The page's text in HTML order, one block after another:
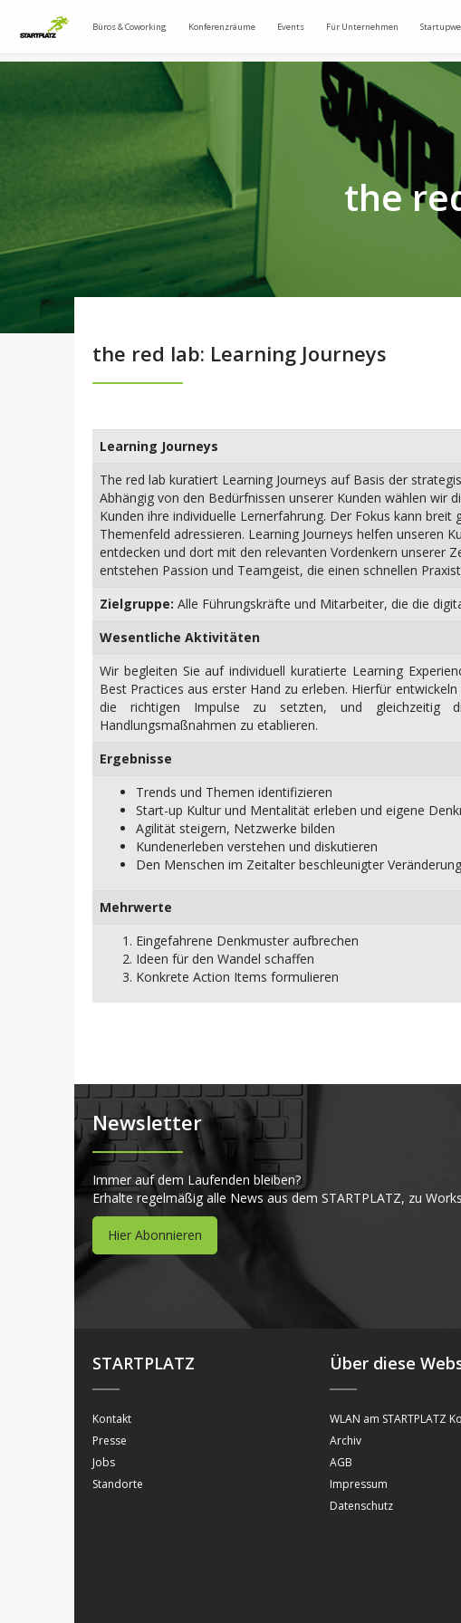
Büros & Coworking Konferenzräume Events Für Unternehmen
the
the red lab: Learning Journeys
Learning Journeys
The red lab kuratiert Learning Journeys auf Basis der
Abhängig von den Bedürfnissen unserer Kunden wählen wir
Kunden ihre individuelle Lernerfahrung. Der Fokus kann
Themenfeld adressieren. Learning Journeys helfen unseren
entdecken und dort mit den relevanten Vordenkern unserer
entstehen Passion und Teamgeist, die einen schnellen
Zielgruppe: Alle Führungskräfte und Mitarbeiter, die die
Wesentliche Aktivitäten
Wir begleiten Sie auf individuell kuratierte Learning
Best Practices aus erster Hand zu erleben. Hierfür
die richtigen Impulse zu setzten, und gleichzeitig
Handlungsmaßnahmen zu etablieren.
Ergebnisse
Trends und Themen identifizieren
Start-up Kultur und Mentalität erleben und eigene
Agilität steigern, Netzwerke bilden
Kundenerleben verstehen und diskutieren
Den Menschen im Zeitalter beschleunigter
Mehrwerte
Eingefahrene Denkmuster aufbrechen
Ideen für den Wandel schaffen
Konkrete Action Items formulieren
Newsletter
Immer auf dem Laufenden bleiben?
Erhalte regelmäßig alle News aus dem STARTPLATZ, zu
Hier Abonnieren
STARTPLATZ
Kontakt
Presse
Jobs
Standorte
Über diese
WLAN am STARTPLATZ
Archiv
AGB
Impressum
Datenschutz